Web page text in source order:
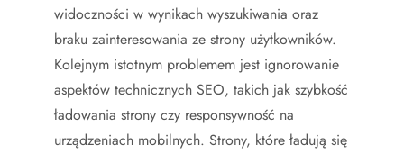
widoczności w wynikach wyszukiwania oraz
braku zainteresowania ze strony użytkowników.
Kolejnym istotnym problemem jest ignorowanie
aspektów technicznych SEO, takich jak szybkość
ładowania strony czy responsywność na
urządzeniach mobilnych. Strony, które ładują się